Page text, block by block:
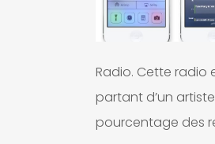
Radio. Cette radio
partant d’un
pourcentage des